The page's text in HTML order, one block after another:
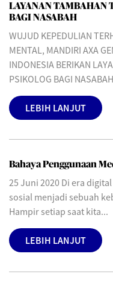
LAYANAN TAMBAHAN
BAGI NASABAH
WUJUD KEPEDULIAN
MENTAL, MANDIRI AXA
INDONESIA BERIKAN
PSIKOLOG BAGI
LEBIH LANJUT
Bahaya Penggunaan
25 Juni 2020 Di era
sosial menjadi sebuah
Hampir setiap saat kita...
LEBIH LANJUT